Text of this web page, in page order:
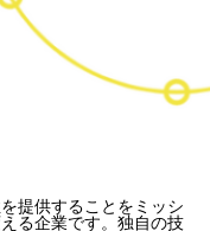
提供することをミッシ
る企業です。独自の技